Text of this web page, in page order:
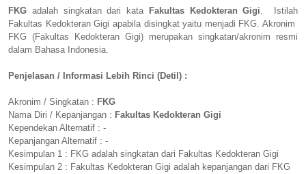
FKG adalah singkatan dari kata Fakultas Kedokteran Gigi. Istilah
Fakultas Kedokteran Gigi apabila disingkat yaitu menjadi FKG. Akronim
FKG (Fakultas Kedokteran Gigi) merupakan singkatan/akronim resmi
dalam Bahasa Indonesia.
Penjelasan / Informasi Lebih Rinci (Detil) :
Akronim / Singkatan : FKG
Nama Diri / Kepanjangan : Fakultas Kedokteran Gigi
Kependekan Alternatif : -
Kepanjangan Alternatif : -
Kesimpulan 1 : FKG adalah singkatan dari Fakultas Kedokteran Gigi
Kesimpulan 2 : Fakultas Kedokteran Gigi adalah kepanjangan dari FKG